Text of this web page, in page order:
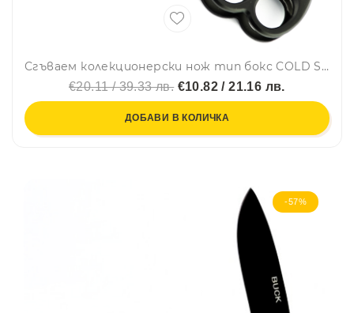
Сгъваем колекционерски нож тип бокс COLD STEEL 219 BLACK
€20.11 / 39.33 лв.€10.82 / 21.16 лв.
ДОБАВИ В КОЛИЧКА
-57%